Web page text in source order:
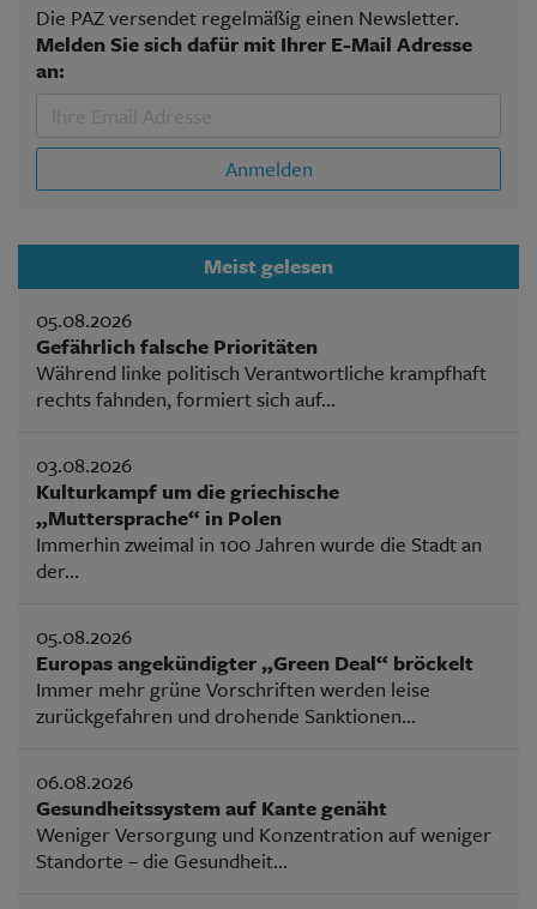
Die PAZ versendet regelmäßig einen Newsletter.
Melden Sie sich dafür mit Ihrer E-Mail Adresse
an:
Anmelden
Meist gelesen
05.08.2026
Gefährlich falsche Prioritäten
Während linke politisch Verantwortliche krampfhaft
rechts fahnden, formiert sich auf...
03.08.2026
Kulturkampf um die griechische
„Muttersprache“ in Polen
Immerhin zweimal in 100 Jahren wurde die Stadt an
der...
05.08.2026
Europas angekündigter „Green Deal“ bröckelt
Immer mehr grüne Vorschriften werden leise
zurückgefahren und drohende Sanktionen...
06.08.2026
Gesundheitssystem auf Kante genäht
Weniger Versorgung und Konzentration auf weniger
Standorte – die Gesundheit...